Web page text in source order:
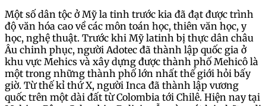
Một số dân tộc ở Mỹ la tinh trước kia đã đạt được trình
độ văn hóa cao về các môn toán học, thiên văn học, y
học, nghệ thuật. Trước khi Mỹ latinh bị thực dân châu
Âu chinh phục, người Adotec đã thành lập quốc gia ở
khu vực Mehics và xây dựng được thành phố Mehicô là
một trong những thành phố lớn nhất thế giới hỏi bấy
giờ. Từ thế kỉ thứ X, người Inca đã thành lập vương
quốc trên một dài đất từ Colombia tới Chilê. Hiện nay tại